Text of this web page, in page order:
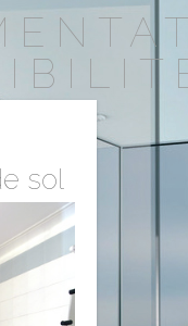
sol